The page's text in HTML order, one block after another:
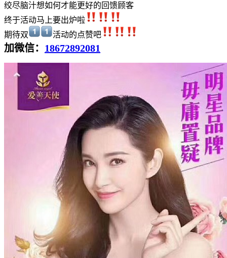
绞尽脑汁想如何才能更好的回馈顾客
终于活动马上要出炉啦
期待双
活动的点赞吧
加微信： 18672892081